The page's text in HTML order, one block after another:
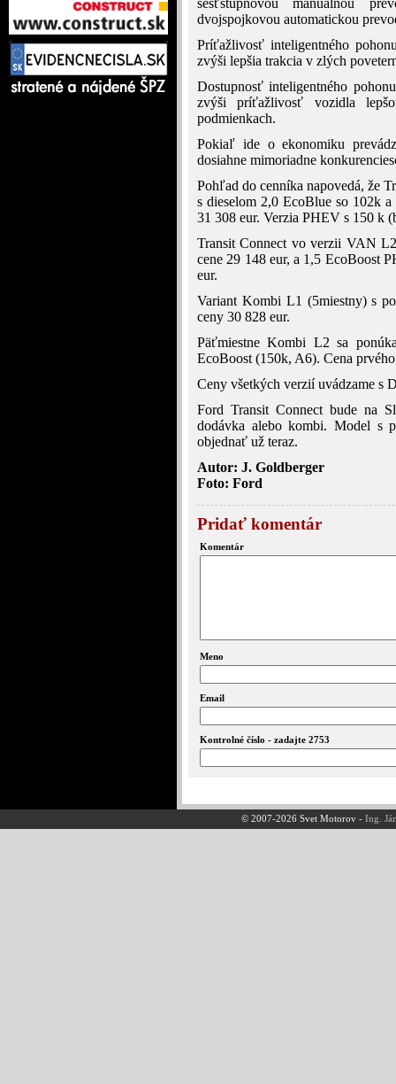
dvojspojkovou automatickou
Príťažlivosť inteligentného
zvýši lepšia trakcia v zlých
Dostupnosť inteligentného
zvýši príťažlivosť vozidla
podmienkach.
Pokiaľ ide o ekonomiku
dosiahne mimoriadne
Pohľad do cenníka napovedá, že
s dieselom 2,0 EcoBlue so 102k
31 308 eur. Verzia PHEV s 150 k
Transit Connect vo verzii VAN
cene 29 148 eur, a 1,5 EcoBoost
eur.
Variant Kombi L1 (5miestny) s
ceny 30 828 eur.
Päťmiestne Kombi L2 sa
EcoBoost (150k, A6). Cena
Ceny všetkých verzií uvádzame s
Ford Transit Connect bude na
dodávka alebo kombi. Model s
objednať už teraz.
Autor: J. Goldberger
Foto: Ford
Pridať komentár
Komentár
Meno
Email
Kontrolné číslo - zadajte 2753
© 2007-2026 Svet Motorov -Ing.